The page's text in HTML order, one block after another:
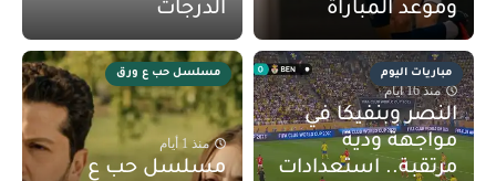
وموعد المباراة
الدرجات
مباريات اليوم
منذ 16 أيام
النصر وبنفيكا في
مواجهة ودية
مرتقبة.. استعدادات
مسلسل حب ع ورق
منذ 1 أيام
مسلسل حب ع